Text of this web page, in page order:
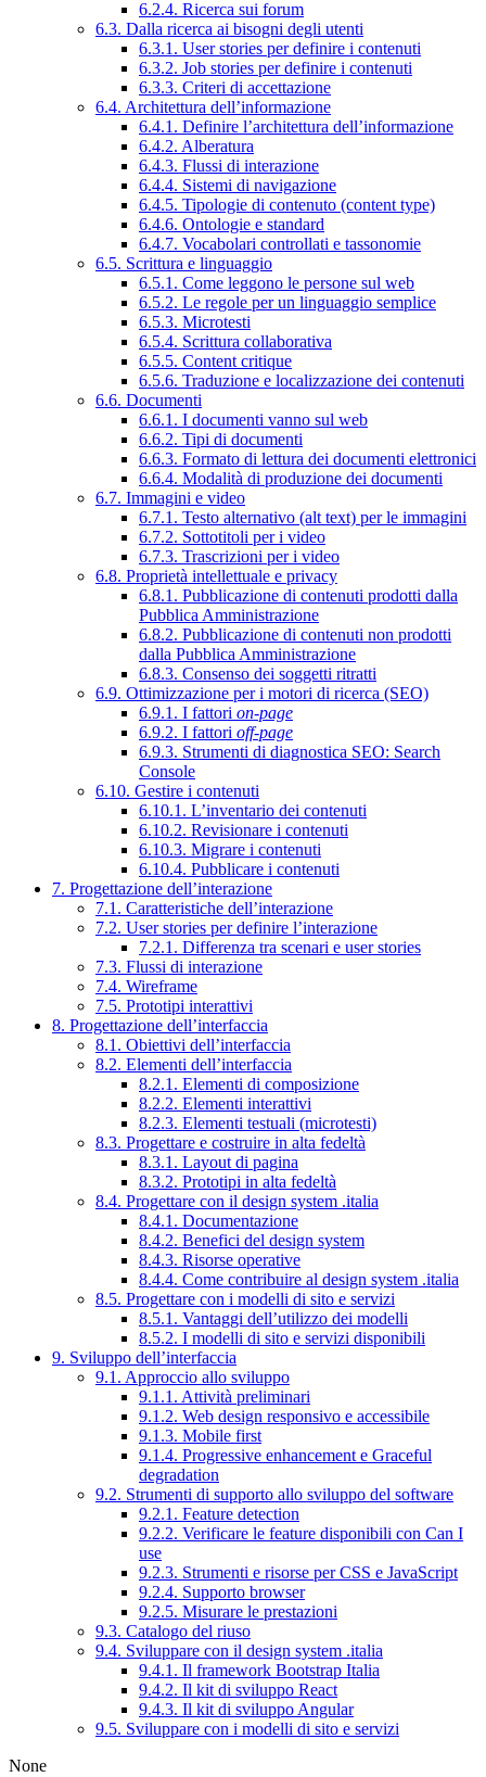
6.2.4. Ricerca sui forum
6.3. Dalla ricerca ai bisogni degli utenti
6.3.1. User stories per definire i contenuti
6.3.2. Job stories per definire i contenuti
6.3.3. Criteri di accettazione
6.4. Architettura dell’informazione
6.4.1. Definire l’architettura dell’informazione
6.4.2. Alberatura
6.4.3. Flussi di interazione
6.4.4. Sistemi di navigazione
6.4.5. Tipologie di contenuto (content type)
6.4.6. Ontologie e standard
6.4.7. Vocabolari controllati e tassonomie
6.5. Scrittura e linguaggio
6.5.1. Come leggono le persone sul web
6.5.2. Le regole per un linguaggio semplice
6.5.3. Microtesti
6.5.4. Scrittura collaborativa
6.5.5. Content critique
6.5.6. Traduzione e localizzazione dei contenuti
6.6. Documenti
6.6.1. I documenti vanno sul web
6.6.2. Tipi di documenti
6.6.3. Formato di lettura dei documenti elettronici
6.6.4. Modalità di produzione dei documenti
6.7. Immagini e video
6.7.1. Testo alternativo (alt text) per le immagini
6.7.2. Sottotitoli per i video
6.7.3. Trascrizioni per i video
6.8. Proprietà intellettuale e privacy
6.8.1. Pubblicazione di contenuti prodotti dalla
Pubblica Amministrazione
6.8.2. Pubblicazione di contenuti non prodotti
dalla Pubblica Amministrazione
6.8.3. Consenso dei soggetti ritratti
6.9. Ottimizzazione per i motori di ricerca (SEO)
6.9.1. I fattori on-page
6.9.2. I fattori off-page
6.9.3. Strumenti di diagnostica SEO: Search
Console
6.10. Gestire i contenuti
6.10.1. L’inventario dei contenuti
6.10.2. Revisionare i contenuti
6.10.3. Migrare i contenuti
6.10.4. Pubblicare i contenuti
7. Progettazione dell’interazione
7.1. Caratteristiche dell’interazione
7.2. User stories per definire l’interazione
7.2.1. Differenza tra scenari e user stories
7.3. Flussi di interazione
7.4. Wireframe
7.5. Prototipi interattivi
8. Progettazione dell’interfaccia
8.1. Obiettivi dell’interfaccia
8.2. Elementi dell’interfaccia
8.2.1. Elementi di composizione
8.2.2. Elementi interattivi
8.2.3. Elementi testuali (microtesti)
8.3. Progettare e costruire in alta fedeltà
8.3.1. Layout di pagina
8.3.2. Prototipi in alta fedeltà
8.4. Progettare con il design system .italia
8.4.1. Documentazione
8.4.2. Benefici del design system
8.4.3. Risorse operative
8.4.4. Come contribuire al design system .italia
8.5. Progettare con i modelli di sito e servizi
8.5.1. Vantaggi dell’utilizzo dei modelli
8.5.2. I modelli di sito e servizi disponibili
9. Sviluppo dell’interfaccia
9.1. Approccio allo sviluppo
9.1.1. Attività preliminari
9.1.2. Web design responsivo e accessibile
9.1.3. Mobile first
9.1.4. Progressive enhancement e Graceful
degradation
9.2. Strumenti di supporto allo sviluppo del software
9.2.1. Feature detection
9.2.2. Verificare le feature disponibili con Can I
use
9.2.3. Strumenti e risorse per CSS e JavaScript
9.2.4. Supporto browser
9.2.5. Misurare le prestazioni
9.3. Catalogo del riuso
9.4. Sviluppare con il design system .italia
9.4.1. Il framework Bootstrap Italia
9.4.2. Il kit di sviluppo React
9.4.3. Il kit di sviluppo Angular
9.5. Sviluppare con i modelli di sito e servizi
None